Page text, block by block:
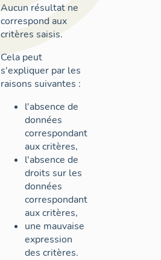
Aucun résultat ne
correspond aux
critères saisis.
Cela peut
s'expliquer par les
raisons suivantes :
l'absence de
données
correspondant
aux critères,
l'absence de
droits sur les
données
correspondant
aux critères,
une mauvaise
expression
des critères.